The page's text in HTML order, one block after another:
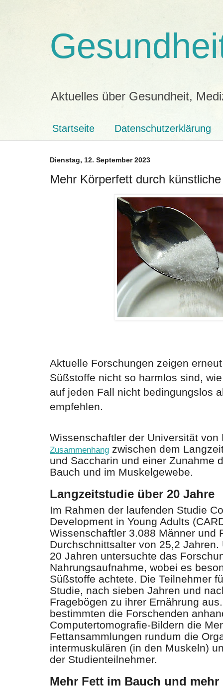
Aktuelles über Gesundheit,
Startseite Datenschutzerklärung
Dienstag, 12. September 2023
Mehr Körperfett durch
Aktuelle Forschungen zeigen
Süßstoffe nicht so harmlos sind,
auf jeden Fall nicht bedingungslos
empfehlen.
Wissenschaftler der Universität
Zusammenhang zwischen dem
und Saccharin und einer Zunahme
Bauch und im Muskelgewebe.
Langzeitstudie über 20 Jahre
Im Rahmen der laufenden Studie
Development in Young Adults
Wissenschaftler 3.088 Männer und
Durchschnittsalter von 25,2
20 Jahren untersuchte das
Nahrungsaufnahme, wobei es
Süßstoffe achtete. Die Teilnehmer
Studie, nach sieben Jahren und
Fragebögen zu ihrer Ernährung
bestimmten die Forschenden
Computertomografie-Bildern die
Fettansammlungen rundum die
intermuskulären (in den Muskeln)
der Studienteilnehmer.
Mehr Fett im Bauch und